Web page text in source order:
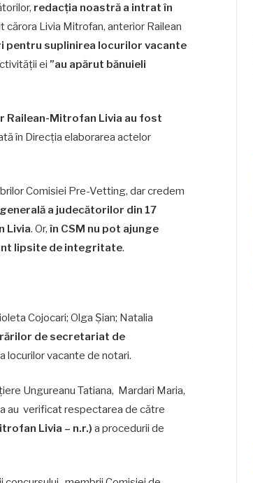
redacția noastră a intrat în
cărora Livia Mitrofan, anterior Railean
pentru suplinirea locurilor vacante
ei ”au apărut bănuieli
Railean-Mitrofan Livia au fost
în Direcția elaborarea actelor
Comisiei Pre-Vetting, dar credem
a judecătorilor din 17
Livia. Or,în CSM nu pot ajunge
lipsite de integritate.
Cojocari; Olga Șian; Natalia
de secretariat de
locurilor vacante de notari.
Ungureanu Tatiana, Mardari Maria,
au verificat respectarea de către
Livia – n.r.) a procedurii de